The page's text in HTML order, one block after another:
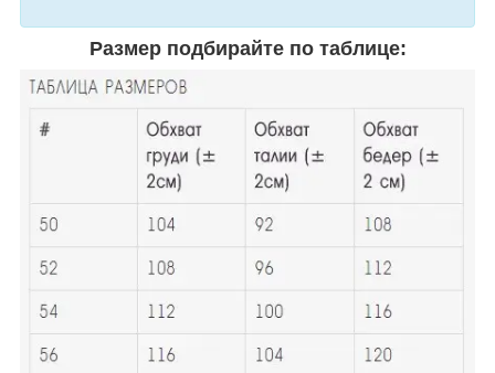
Размер подбирайте по таблице: